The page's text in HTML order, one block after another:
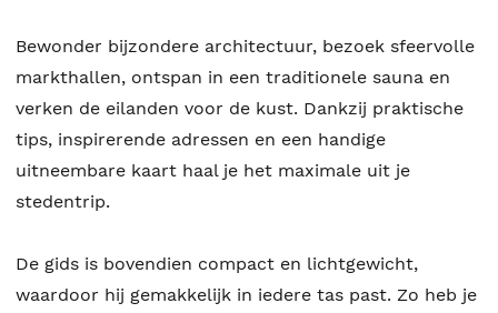
Bewonder bijzondere architectuur, bezoek sfeervolle
markthallen, ontspan in een traditionele sauna en
verken de eilanden voor de kust. Dankzij praktische
tips, inspirerende adressen en een handige
uitneembare kaart haal je het maximale uit je
stedentrip.
De gids is bovendien compact en lichtgewicht,
waardoor hij gemakkelijk in iedere tas past. Zo heb je